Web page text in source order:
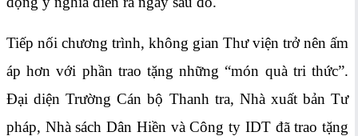
Tiếp nối chương trình, không gian Thư viện trở nên ấm
áp hơn với phần trao tặng những “món quà tri thức”.
Đại diện Trường Cán bộ Thanh tra, Nhà xuất bản Tư
pháp, Nhà sách Dân Hiền và Công ty IDT đã trao tặng